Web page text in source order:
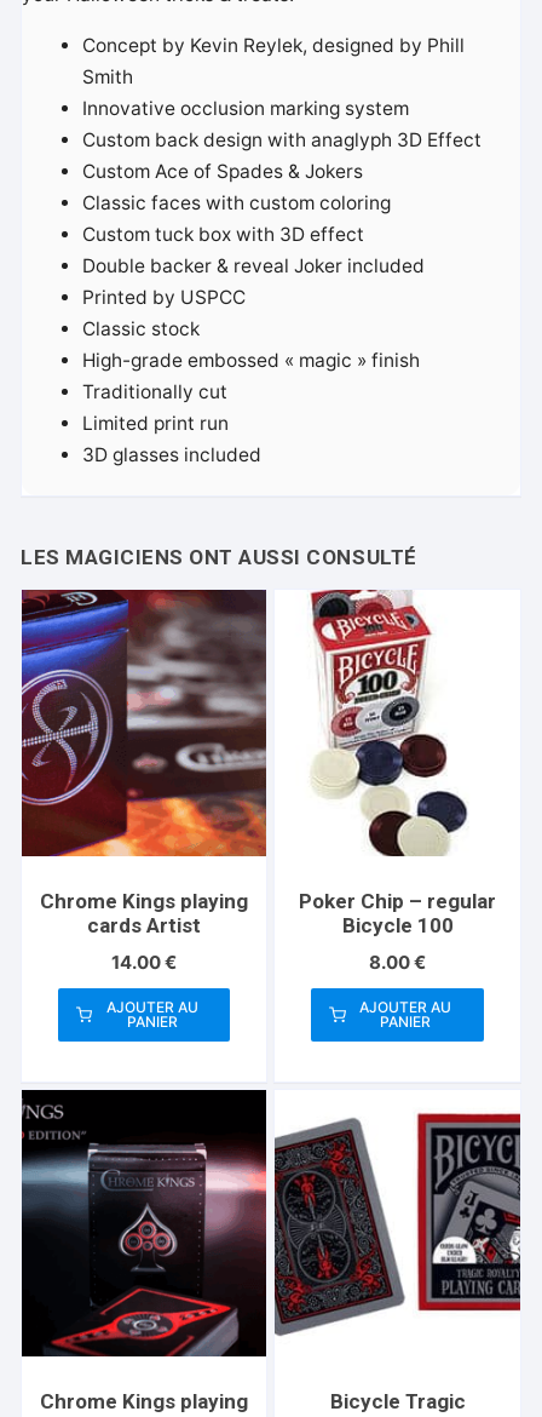
Concept by Kevin Reylek, designed by Phill
Smith
Innovative occlusion marking system
Custom back design with anaglyph 3D Effect
Custom Ace of Spades & Jokers
Classic faces with custom coloring
Custom tuck box with 3D effect
Double backer & reveal Joker included
Printed by USPCC
Classic stock
High-grade embossed « magic » finish
Traditionally cut
Limited print run
3D glasses included
Chrome Kings playing
cards Artist
14.00€
AJOUTER AU
PANIER
Poker Chip – regular
Bicycle 100
8.00€
AJOUTER AU
PANIER
Chrome Kings playing
Bicycle Tragic